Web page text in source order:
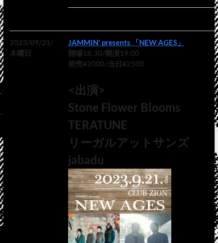
2023/09/21/
木曜日
JAMMIN' presents 「NEW AGES」
開場18:30/開演19:00
前売¥2000/当日¥2500
<出演>
Stone Flower Blooms
TERATUNE
リーガルアットサンズ
jabadu